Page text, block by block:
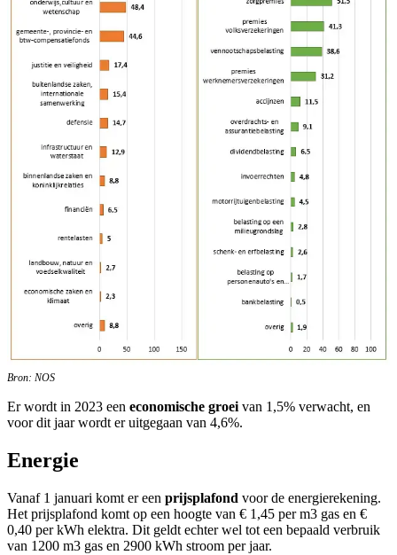
Bron: NOS
Er wordt in 2023 een economische groeivan 1,5% verwacht, en
voor dit jaar wordt er uitgegaan van 4,6%.
Energie
Vanaf 1 januari komt er een prijsplafond voor de energierekening.
Het prijsplafond komt op een hoogte van € 1,45 per m3 gas en €
0,40 per kWh elektra. Dit geldt echter wel tot een bepaald verbruik
van 1200 m3 gas en 2900 kWh stroom per jaar.